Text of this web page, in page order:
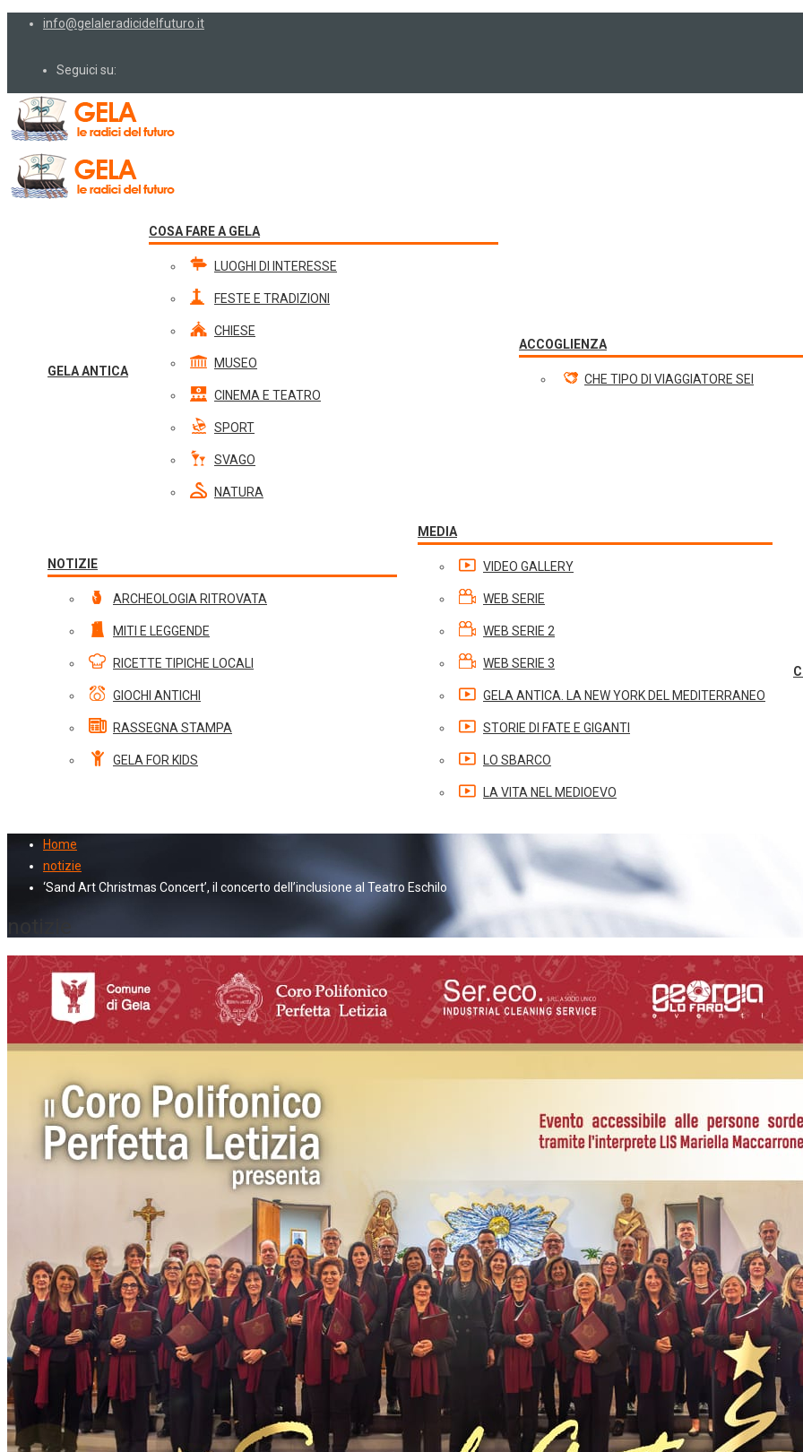
info@gelaleradicidelfuturo.it
Seguici su:
GELA ANTICA
COSA FARE A GELA
LUOGHI DI INTERESSE
FESTE E TRADIZIONI
CHIESE
MUSEO
CINEMA E TEATRO
SPORT
SVAGO
NATURA
ACCOGLIENZA
CHE TIPO DI VIAGGIATORE SEI
NOTIZIE
ARCHEOLOGIA RITROVATA
MITI E LEGGENDE
RICETTE TIPICHE LOCALI
GIOCHI ANTICHI
RASSEGNA STAMPA
GELA FOR KIDS
MEDIA
VIDEO GALLERY
WEB SERIE
WEB SERIE 2
WEB SERIE 3
GELA ANTICA. LA NEW YORK DEL MEDITERRANEO
STORIE DI FATE E GIGANTI
LO SBARCO
LA VITA NEL MEDIOEVO
Home
notizie
‘Sand Art Christmas Concert’, il concerto dell’inclusione al Teatro Eschilo
notizie